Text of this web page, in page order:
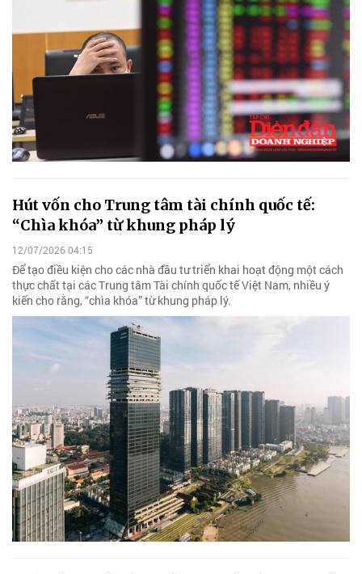
Hút vốn cho Trung tâm tài chính quốc tế:
“Chìa khóa” từ khung pháp lý
12/07/2026 04:15
Để tạo điều kiện cho các nhà đầu tư triển khai hoạt động một cách
thực chất tại các Trung tâm Tài chính quốc tế Việt Nam, nhiều ý
kiến cho rằng, “chìa khóa” từ khung pháp lý.